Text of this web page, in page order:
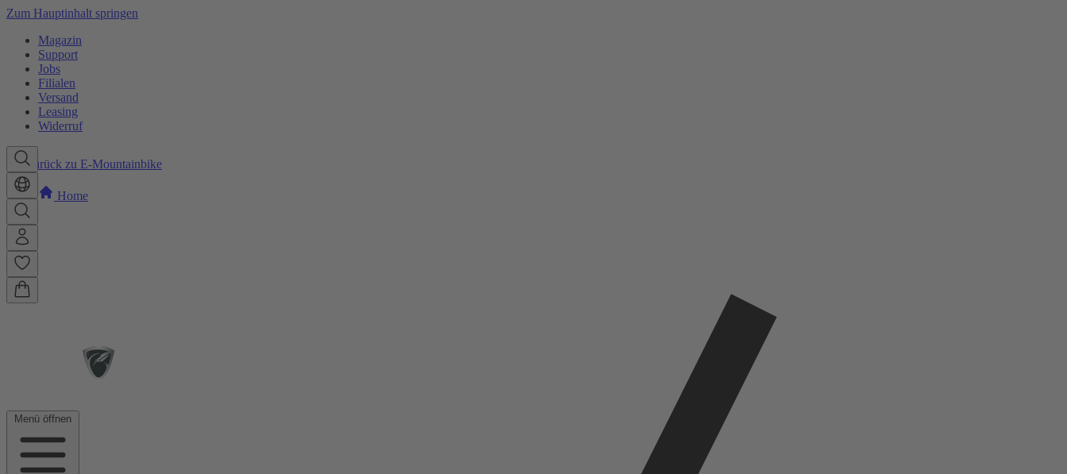
Zum Hauptinhalt springen
Magazin
Support
Jobs
Filialen
Versand
Leasing
Widerruf
Menü öffnen
Zurück zu E-Mountainbike
Home